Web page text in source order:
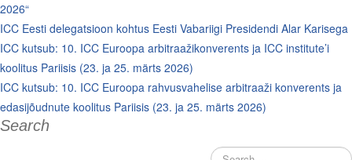
2026“
ICC Eesti delegatsioon kohtus Eesti Vabariigi Presidendi Alar Karisega
ICC kutsub: 10. ICC Euroopa arbitraažikonverents ja ICC institute’i
koolitus Pariisis (23. ja 25. märts 2026)
ICC kutsub: 10. ICC Euroopa rahvusvahelise arbitraaži konverents ja
edasijõudnute koolitus Pariisis (23. ja 25. märts 2026)
Search